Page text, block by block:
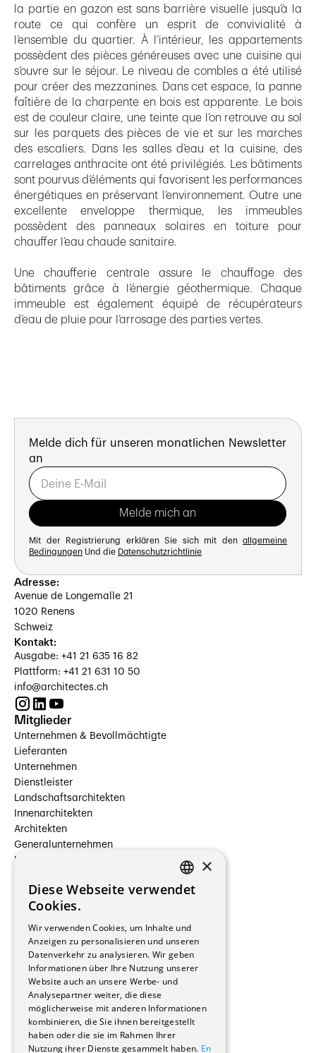
la partie en gazon est sans barrière visuelle jusqu’à la
route ce qui confère un esprit de convivialité à
l’ensemble du quartier. À l’intérieur, les appartements
possèdent des pièces généreuses avec une cuisine qui
s’ouvre sur le séjour. Le niveau de combles a été utilisé
pour créer des mezzanines. Dans cet espace, la panne
faîtière de la charpente en bois est apparente. Le bois
est de couleur claire, une teinte que l’on retrouve au sol
sur les parquets des pièces de vie et sur les marches
des escaliers. Dans les salles d’eau et la cuisine, des
carrelages anthracite ont été privilégiés. Les bâtiments
sont pourvus d’éléments qui favorisent les performances
énergétiques en préservant l’environnement. Outre une
excellente enveloppe thermique, les immeubles
possèdent des panneaux solaires en toiture pour
chauffer l’eau chaude sanitaire.
Une chaufferie centrale assure le chauffage des
bâtiments grâce à l’énergie géothermique. Chaque
immeuble est également équipé de récupérateurs
d’eau de pluie pour l’arrosage des parties vertes.
Melde dich für unseren monatlichen Newsletter
an
Mit der Registrierung erklären Sie sich mit den allgemeine
Bedingungen Und die Datenschutzrichtlinie
Adresse:
Avenue de Longemalle 21
1020 Renens
Schweiz
Kontakt:
Ausgabe: +41 21 635 16 82
Plattform: +41 21 631 10 50
info@architectes.ch
Mitglieder
Unternehmen & Bevollmächtigte
Lieferanten
Unternehmen
Dienstleister
Landschaftsarchitekten
Innenarchitekten
Architekten
Generalunternehmen
Beauftragte Unternehmen
Hersteller/Lieferanten
Bauherrschaften
Immobilienverwaltungsgesellschaften
Stockwerkeigentum
Reportagen
Wohnungen
Renovierungen
Innere Umbauten
Gastgewerbe und Tourismus
Verwaltungsgebäude und Geschäfte
Schuleinrichtungen
FRENCH
×
Diese Webseite verwendet
Cookies.
Wir verwenden Cookies, um Inhalte und
Anzeigen zu personalisieren und unseren
Datenverkehr zu analysieren. Wir geben
Informationen über Ihre Nutzung unserer
Website auch an unsere Werbe- und
Analysepartner weiter, die diese
möglicherweise mit anderen Informationen
kombinieren, die Sie ihnen bereitgestellt
haben oder die sie im Rahmen Ihrer
Nutzung ihrer Dienste gesammelt haben. En